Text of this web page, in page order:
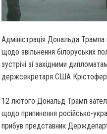
Адміністрація Дональда
щодо звільнення білоруських
зустрічі зі західними
держсекретаря США Крістофер
12 лютого Дональд Трамп
щодо припинення російсько-
прибув представник